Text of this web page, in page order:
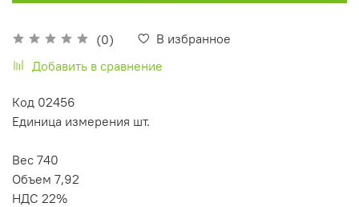
(0)
В избранное
Добавить в сравнение
Код 02456
Единица измерения шт.
Вес 740
Объем 7,92
НДС 22%